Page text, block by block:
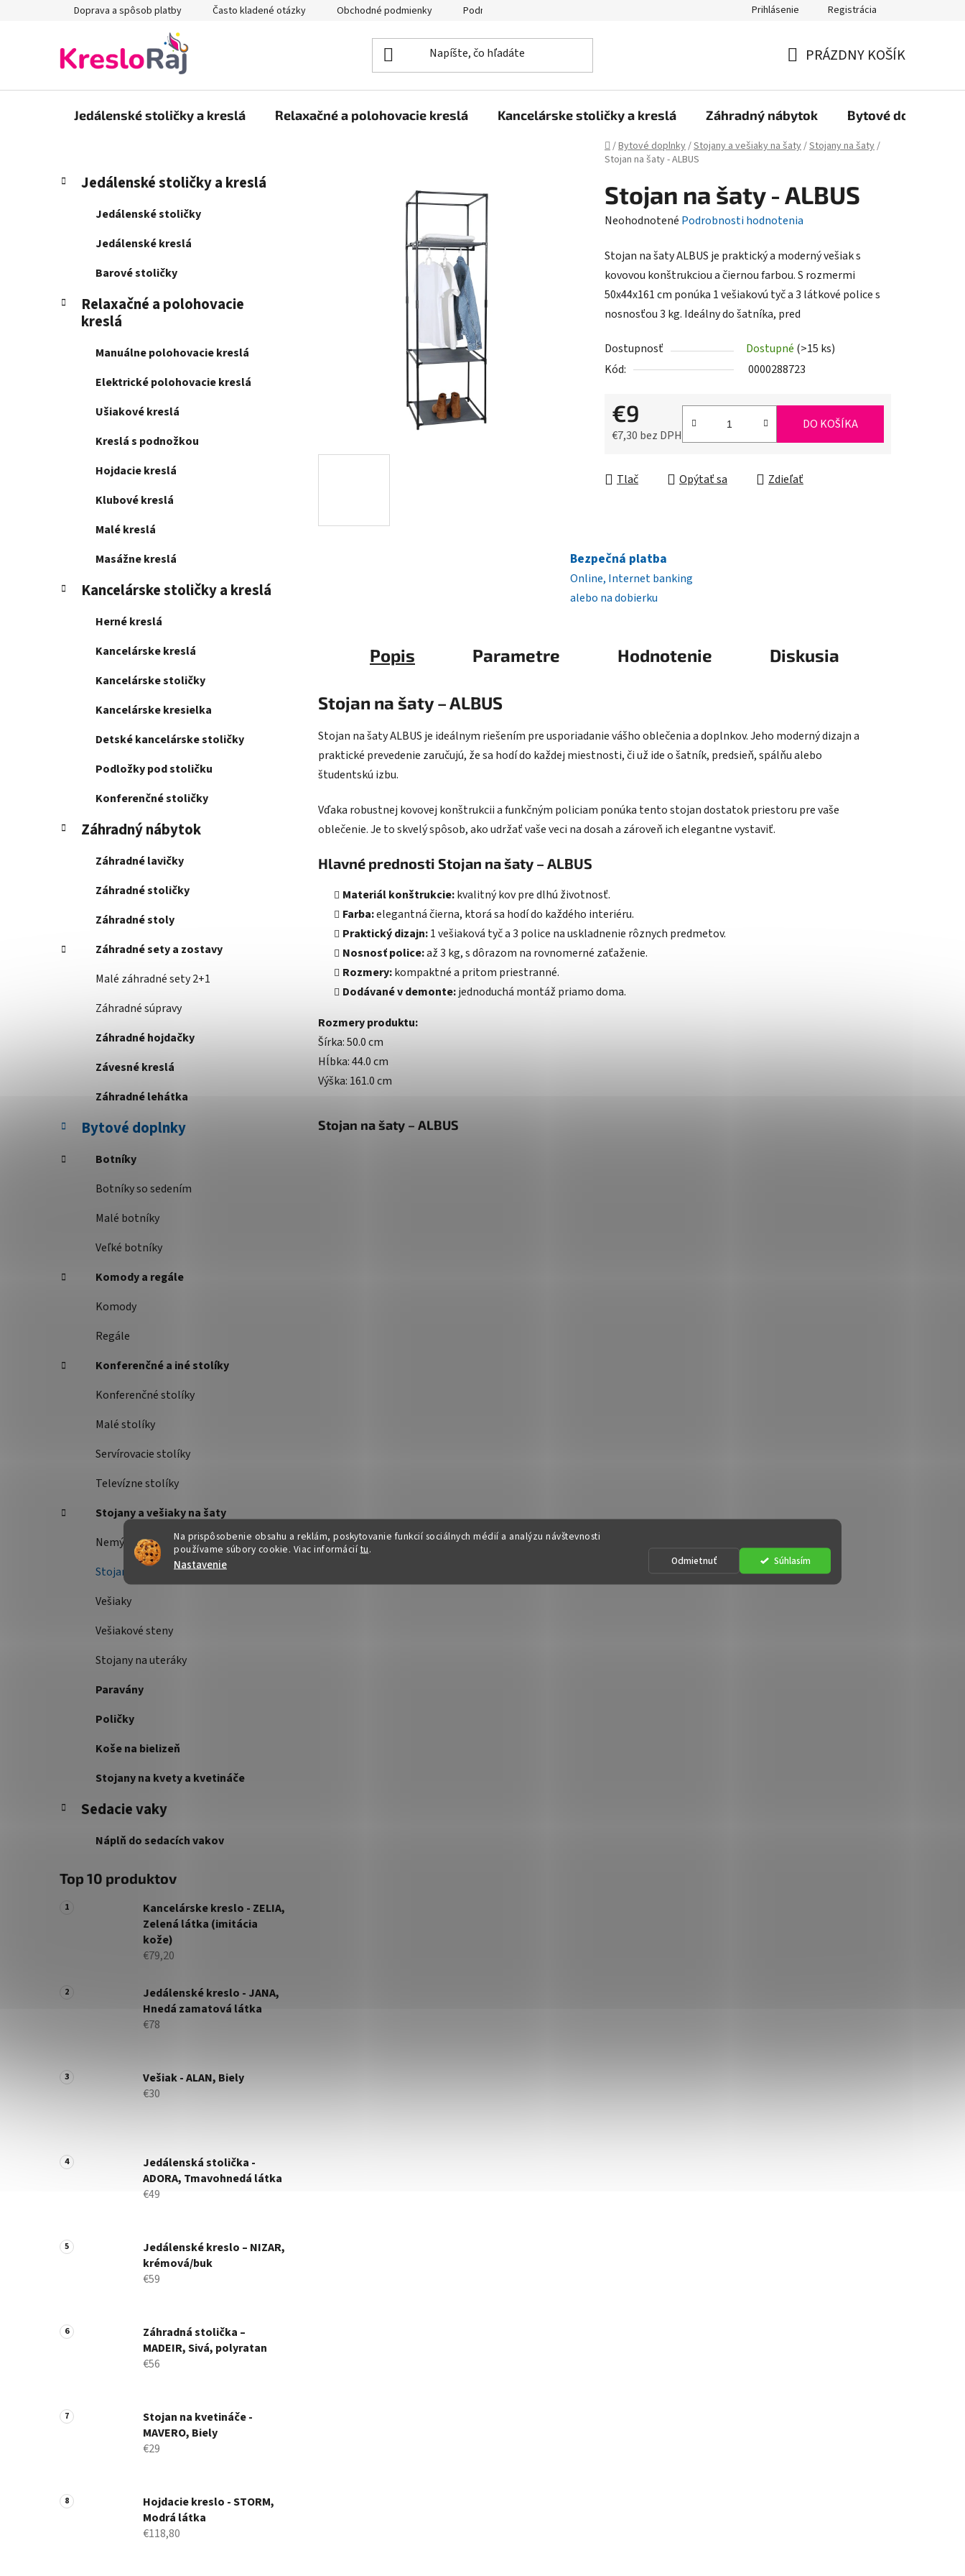
Na prispôsobenie obsahu a reklám, poskytovanie funkcií sociálnych médií a analýzu návštevnosti
používame súbory cookie. Viac informáciítu.
Nastavenie Odmietnuť Súhlasím
Doprava a spôsob platby Často kladené otázky Obchodné podmienky Podmienky ochrany osobných údajov Reklamačný poriadok, Záručné podmienky Reklamačný formulár
Prihlásenie Registrácia
KOŠÍK
PRÁZDNY KOŠÍK
Jedálenské stoličky a kreslá Relaxačné a polohovacie kreslá Kancelárske stoličky a kreslá Záhradný nábytok Bytové doplnky
Domov
/Bytové doplnky/Stojany a vešiaky na šaty/Stojany na šaty/
Stojan na šaty - ALBUS
B
n
Preskočiť
kategórie
K
a
e
Jedálenské stoličky a kreslá
Jedálenské stoličky
Jedálenské kreslá
Barové stoličky
Relaxačné a polohovacie
kreslá
Manuálne polohovacie kreslá
Elektrické polohovacie kreslá
Ušiakové kreslá
Kreslá s podnožkou
Hojdacie kreslá
Klubové kreslá
Malé kreslá
Masážne kreslá
Kancelárske stoličky a kreslá
Herné kreslá
Kancelárske kreslá
Kancelárske stoličky
Kancelárske kresielka
Detské kancelárske stoličky
Podložky pod stoličku
Konferenčné stoličky
Záhradný nábytok
Záhradné lavičky
Záhradné stoličky
Záhradné stoly
Záhradné sety a zostavy
Malé záhradné sety 2+1
Záhradné súpravy
Záhradné hojdačky
Závesné kreslá
Záhradné lehátka
Bytové doplnky
Botníky
Botníky so sedením
Malé botníky
Veľké botníky
Komody a regále
Komody
Regále
Konferenčné a iné stolíky
Konferenčné stolíky
Malé stolíky
Servírovacie stolíky
Televízne stolíky
Stojany a vešiaky na šaty
Nemý sluha
Stojany na šaty
Vešiaky
Vešiakové steny
Stojany na uteráky
Paravány
Poličky
Koše na bielizeň
Stojany na kvety a kvetináče
Sedacie vaky
Náplň do sedacích vakov
Top 10 produktov
Kancelárske kreslo - ZELIA,
Zelená látka (imitácia
kože)
€79,20
Jedálenské kreslo - JANA,
Hnedá zamatová látka
€78
Vešiak - ALAN, Biely
€30
Jedálenská stolička -
ADORA, Tmavohnedá látka
€49
Jedálenské kreslo – NIZAR,
krémová/buk
€59
Záhradná stolička –
MADEIR, Sivá, polyratan
€56
Stojan na kvetináče -
MAVERO, Biely
€29
Hojdacie kreslo - STORM,
Modrá látka
€118,80
Stojan na šaty - ALBUS
Priemerné
produktu
je
0,0
z
hviezdičiek.
Neohodnotené Podrobnosti hodnotenia
Stojan na šaty ALBUS je praktický a moderný vešiak s
kovovou konštrukciou a čiernou farbou. S rozmermi
50x44x161 cm ponúka 1 vešiakovú tyč a 3 látkové police s
nosnosťou 3 kg. Ideálny do šatníka, pred
Dostupnosť Dostupné (>15 ks)
Kód:
0000288723
€9
€7,30 bez DPH
DO KOŠÍKA
Tlač Opýtať sa Zdieľať
Bezpečná platba
Online, Internet banking
alebo na dobierku
Popis Parametre Hodnotenie Diskusia
Stojan na šaty – ALBUS
Stojan na šaty ALBUS je ideálnym riešením pre usporiadanie vášho oblečenia a doplnkov. Jeho moderný dizajn a
praktické prevedenie zaručujú, že sa hodí do každej miestnosti, či už ide o šatník, predsieň, spálňu alebo
študentskú izbu.
Vďaka robustnej kovovej konštrukcii a funkčným policiam ponúka tento stojan dostatok priestoru pre vaše
oblečenie. Je to skvelý spôsob, ako udržať vaše veci na dosah a zároveň ich elegantne vystaviť.
Hlavné prednosti Stojan na šaty – ALBUS
Materiál konštrukcie:kvalitný kov pre dlhú životnosť.
Farba:elegantná čierna, ktorá sa hodí do každého interiéru.
Praktický dizajn:1 vešiaková tyč a 3 police na uskladnenie rôznych predmetov.
Nosnosť police:až 3 kg, s dôrazom na rovnomerné zaťaženie.
Rozmery:kompaktné a pritom priestranné.
Dodávané v demonte:jednoduchá montáž priamo doma.
Rozmery produktu:
Šírka: 50.0 cm
Hĺbka: 44.0 cm
Výška: 161.0 cm
Stojan na šaty – ALBUS